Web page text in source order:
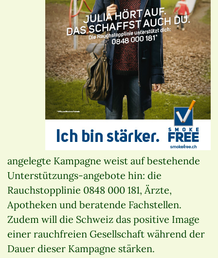
angelegte Kampagne weist auf bestehende
Unterstützungs-angebote hin: die
Rauchstopplinie 0848 000 181, Ärzte,
Apotheken und beratende Fachstellen.
Zudem will die Schweiz das positive Image
einer rauchfreien Gesellschaft während der
Dauer dieser Kampagne stärken.